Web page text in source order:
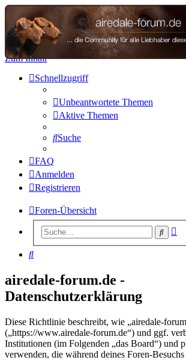
airedale-forum.de
Zum Inhalt
Schnellzugriff
Unbeantwortete Themen
Aktive Themen
Suche
FAQ
Anmelden
Registrieren
Foren-Übersicht
Suche
Suche
airedale-forum.de -
Datenschutzerklärung
Diese Richtlinie beschreibt, wie „airedale-
(„https://www.airedale-forum.de“) und ggf.
Institutionen (im Folgenden „das Board“) und
verwenden, die während deines Foren-